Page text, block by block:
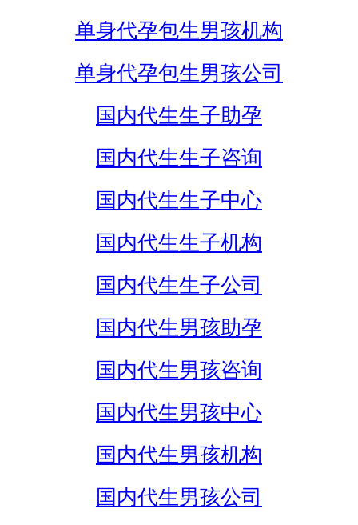
单身代孕包生男孩机构
单身代孕包生男孩公司
国内代生生子助孕
国内代生生子咨询
国内代生生子中心
国内代生生子机构
国内代生生子公司
国内代生男孩助孕
国内代生男孩咨询
国内代生男孩中心
国内代生男孩机构
国内代生男孩公司